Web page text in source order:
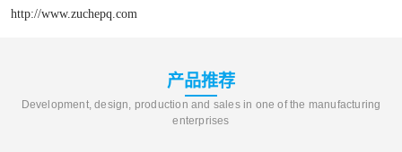
http://www.zuchepq.com
产品推荐
Development, design, production and sales in one of the manufacturing
enterprises